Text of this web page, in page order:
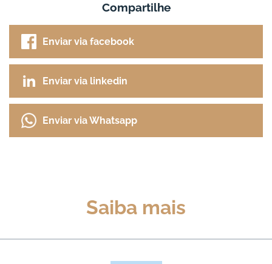
Compartilhe
Enviar via facebook
Enviar via linkedin
Enviar via Whatsapp
Saiba mais